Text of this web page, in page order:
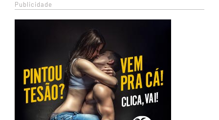
Publicidade